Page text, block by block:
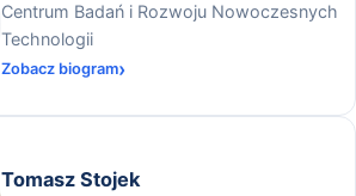
Centrum Badań i Rozwoju Nowoczesnych
Technologii
Zobacz biogram
Tomasz Stojek